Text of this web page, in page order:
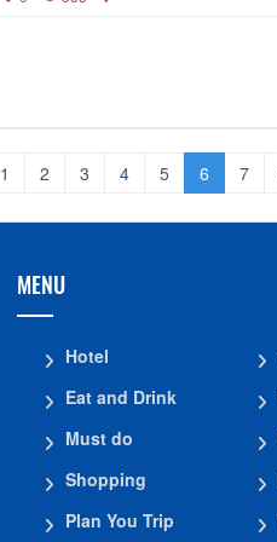
1 2 3 4 5 6 7
MENU
Hotel
Eat and Drink
Must do
Shopping
Plan You Trip